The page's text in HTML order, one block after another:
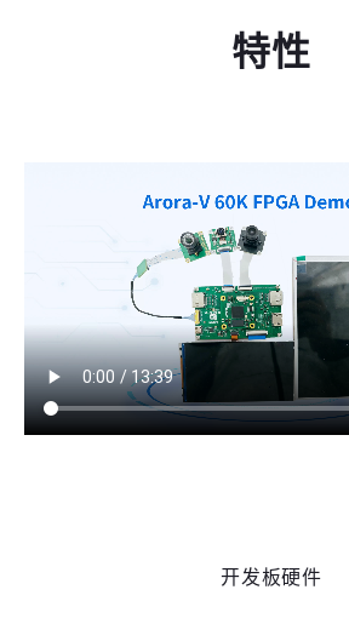
高云搜索引擎
特性
开发板硬件